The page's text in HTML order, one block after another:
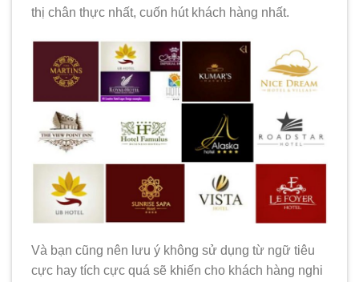
thị chân thực nhất, cuốn hút khách hàng nhất.
Và bạn cũng nên lưu ý không sử dụng từ ngữ tiêu
cực hay tích cực quá sẽ khiến cho khách hàng nghi